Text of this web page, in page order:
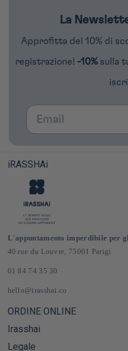
La
Approfitta del 10% di
registrazione! -10% sulla
Email
iRASSHAi
L'appuntamento imperdibile per
40 rue du Louvre, 75001 Parigi
01 84 74 35 30
hello@irasshai.co
ORDINE ONLINE
Centro assistenza e Domande
Consegna e spese di spedizione in
Irasshai
Orari di apertura al numero 40 di
Legale